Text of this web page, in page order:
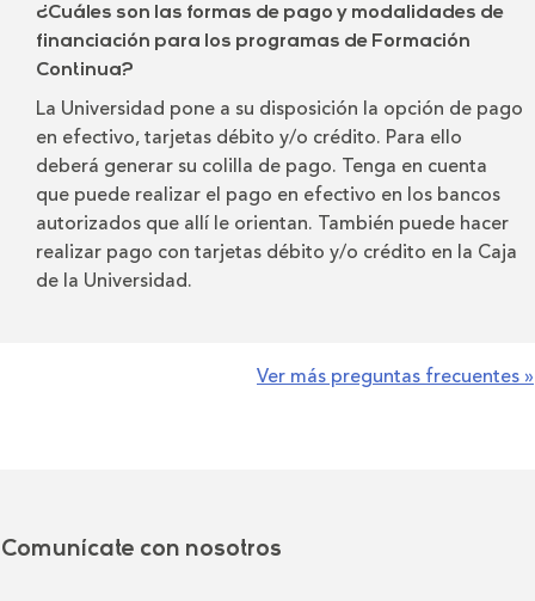
¿Cuáles son las formas de pago y modalidades de
financiación para los programas de Formación
Continua?
La Universidad pone a su disposición la opción de pago
en efectivo, tarjetas débito y/o crédito. Para ello
deberá generar su colilla de pago. Tenga en cuenta
que puede realizar el pago en efectivo en los bancos
autorizados que allí le orientan. También puede hacer
realizar pago con tarjetas débito y/o crédito en la Caja
de la Universidad.
Ver más preguntas frecuentes »
Comunícate con nosotros